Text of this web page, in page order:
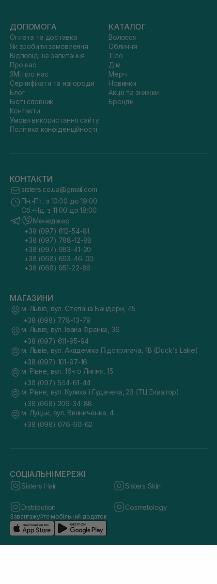
ДОПОМОГА
Оплата та доставка
Як зробити замовлення
Відповіді на запитання
Про нас
ЗМІ про нас
Сертифікати та нагороди
Блог
Бюті словник
Контакти
Умови використання сайту
Політика конфіденційності
КАТАЛОГ
Волосся
Обличчя
Тіло
Дім
Мерч
Новинки
Акції та знижки
Бренди
КОНТАКТИ
sisters.co.ua@gmail.com
Пн.-Пт. з 10:00 до 19:00
Сб.-Нд. з 11:00 до 18:00
Менеджер
+38 (097) 612-54-81
+38 (097) 788-12-88
+38 (097) 983-41-20
+38 (068) 693-46-00
+38 (068) 951-22-86
МАГАЗИНИ
м. Львів, вул. Степана Бандери, 45
+38 (098) 778-13-79
м. Львів, вул. Івана Франка, 36
+38 (097) 611-95-94
м. Львів, вул. Академіка Підстригача, 1В (Duck's Lake)
+38 (097) 101-97-16
м. Рівне, вул. 16-го Липня, 15
+38 (097) 544-61-44
м. Рівне, вул. Кулика і Гудачека, 23 (ТЦ Екватор)
+38 (068) 209-34-88
м. Луцьк, вул. Винниченка, 4
+38 (098) 076-60-62
СОЦІАЛЬНІ МЕРЕЖІ
Sisters Hair Sisters Skin
Distribution Cosmetology
Завантажуйте мобільний додаток